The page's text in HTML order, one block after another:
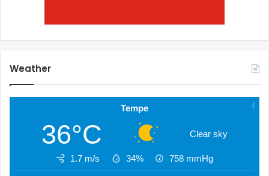
Weather
Tempe
36°C Clear sky
1.7 m/s 34% 758 mmHg